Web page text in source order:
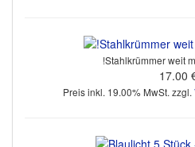
!Stahlkrümmer weit
17.00
Preis inkl. 19.00% MwSt. zzgl.